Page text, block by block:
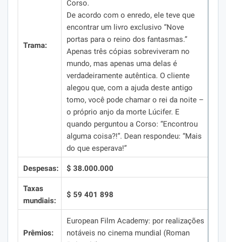
Trama:
Corso.
De acordo com o enredo, ele teve que
encontrar um livro exclusivo “Nove
portas para o reino dos fantasmas.”
Apenas três cópias sobreviveram no
mundo, mas apenas uma delas é
verdadeiramente autêntica. O cliente
alegou que, com a ajuda deste antigo
tomo, você pode chamar o rei da noite –
o próprio anjo da morte Lúcifer. E
quando perguntou a Corso: “Encontrou
alguma coisa?!”. Dean respondeu: “Mais
do que esperava!”
Despesas: $ 38.000.000
Taxas
mundiais:
$ 59 401 898
Prêmios:
European Film Academy: por realizações
notáveis ​​no cinema mundial (Roman